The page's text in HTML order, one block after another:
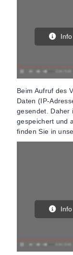
Info
Beim Aufruf des
Daten (IP-
gesendet. Daher
gespeichert und
finden Sie in
Info